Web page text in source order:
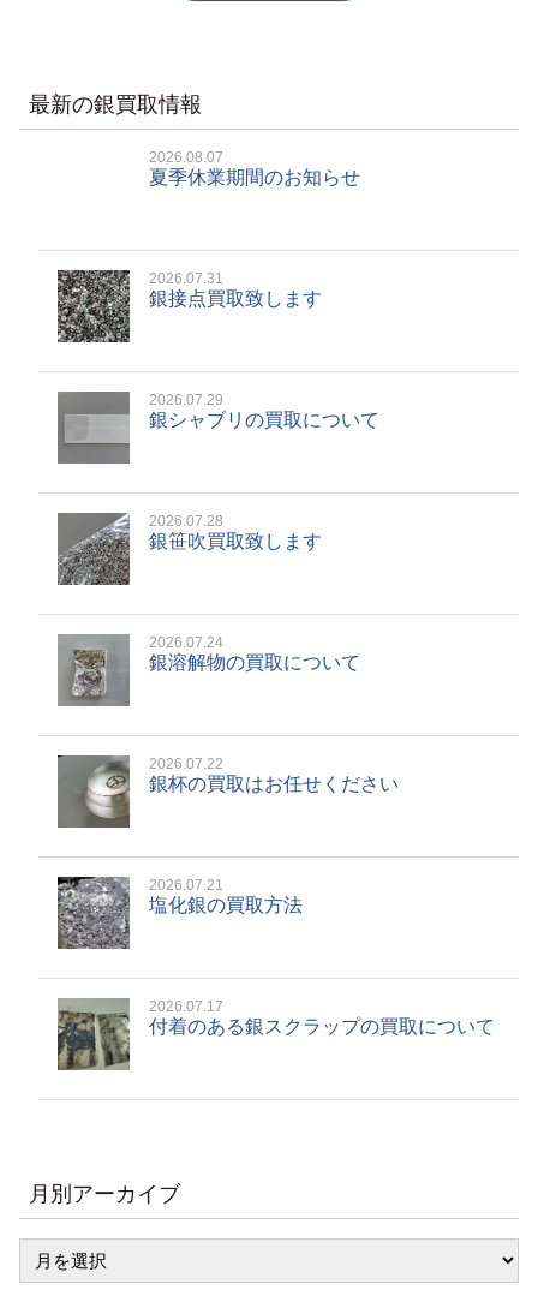
最新の銀買取情報
2026.08.07
夏季休業期間のお知らせ
2026.07.31
銀接点買取致します
2026.07.29
銀シャブリの買取について
2026.07.28
銀笹吹買取致します
2026.07.24
銀溶解物の買取について
2026.07.22
銀杯の買取はお任せください
2026.07.21
塩化銀の買取方法
2026.07.17
付着のある銀スクラップの買取について
月別アーカイブ